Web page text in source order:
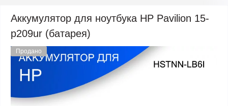
Аккумулятор для ноутбука HP Pavilion 15-
p209ur (батарея)
Продано